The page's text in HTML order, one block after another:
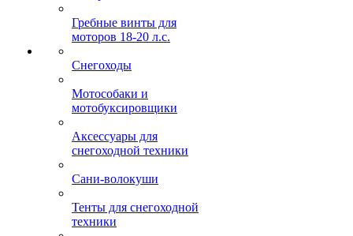
Гребные винты для
моторов 18-20 л.с.
Снегоходы
Мотособаки и
мотобуксировщики
Аксессуары для
снегоходной техники
Сани-волокуши
Тенты для снегоходной
техники